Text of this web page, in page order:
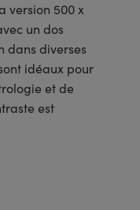
version 500 x
un dos
dans diverses
idéaux pour
et de
est